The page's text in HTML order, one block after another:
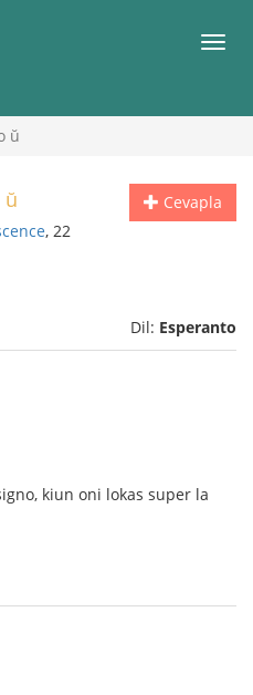
ŭ
Cevapla
ŭ
, 22
Dil: Esperanto
kiun oni lokas super la